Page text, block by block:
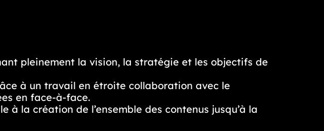
pleinement la vision, la stratégie et les objectifs de
à un travail en étroite collaboration avec le
en face-à-face.
la création de l’ensemble des contenus jusqu’à la